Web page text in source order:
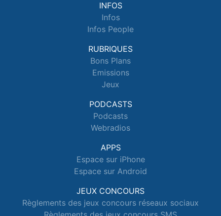
INFOS
Infos
Infos People
RUBRIQUES
Bons Plans
Emissions
Jeux
PODCASTS
Podcasts
Webradios
APPS
Espace sur iPhone
Espace sur Android
JEUX CONCOURS
Règlements des jeux concours réseaux sociaux